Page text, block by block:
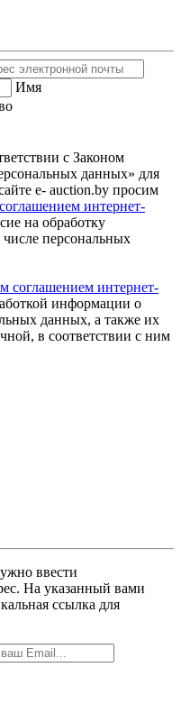
Имя
с Законом
данных» для
e- auction.by просим
интернет-
на обработку
персональных
соглашением интернет-
информации о
данных, а также их
в соответствии с ним
ввести
На указанный вами
ссылка для